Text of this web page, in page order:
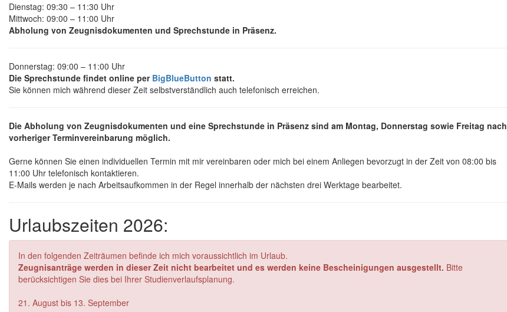
Dienstag: 09:30 – 11:30 Uhr
Mittwoch: 09:00 – 11:00 Uhr
Abholung von Zeugnisdokumenten und Sprechstunde in Präsenz.
Donnerstag: 09:00 – 11:00 Uhr
Die Sprechstunde findet online per BigBlueButton statt.
Sie können mich während dieser Zeit selbstverständlich auch telefonisch erreichen.
Die Abholung von Zeugnisdokumenten und eine Sprechstunde in Präsenz sind am Montag, Donnerstag sowie Freitag nach
vorheriger Terminvereinbarung möglich.
Gerne können Sie einen individuellen Termin mit mir vereinbaren oder mich bei einem Anliegen bevorzugt in der Zeit von 08:00 bis
11:00 Uhr telefonisch kontaktieren.
E-Mails werden je nach Arbeitsaufkommen in der Regel innerhalb der nächsten drei Werktage bearbeitet.
Urlaubszeiten 2026:
In den folgenden Zeiträumen befinde ich mich voraussichtlich im Urlaub.
Zeugnisanträge werden in dieser Zeit nicht bearbeitet und es werden keine Bescheinigungen ausgestellt. Bitte
berücksichtigen Sie dies bei Ihrer Studienverlaufsplanung.
21. August bis 13. September